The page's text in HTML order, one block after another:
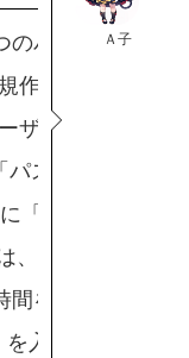
Ａ子
のパラメータを
作成
ザID」を格納
パスワード」を
に「ハンドルネー
、以前作ったラ
間を作成して、
を入れて、ユー